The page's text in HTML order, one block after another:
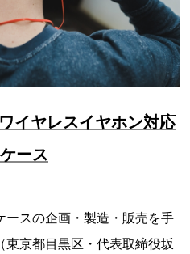
イヤレスイヤホン対応
ース
スの企画・製造・販売を手
京都目黒区・代表取締役坂